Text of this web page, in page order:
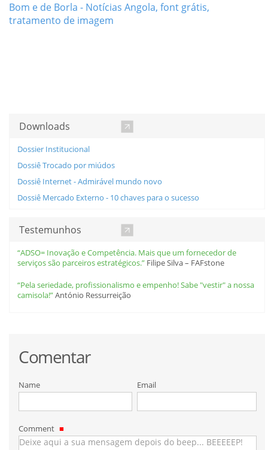
Bom e de Borla - Notícias Angola, font grátis,
tratamento de imagem
Downloads
Dossier Institucional
Dossiê Trocado por miúdos
Dossiê Internet - Admirável mundo novo
Dossiê Mercado Externo - 10 chaves para o sucesso
Testemunhos
“ADSO= Inovação e Competência. Mais que um fornecedor de
serviços são parceiros estratégicos.” Filipe Silva – FAFstone
“Pela seriedade, profissionalismo e empenho! Sabe "vestir" a nossa
camisola!”António Ressurreição
Comentar
Name Email
Comment